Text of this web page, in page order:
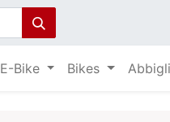
E-Bike Bikes